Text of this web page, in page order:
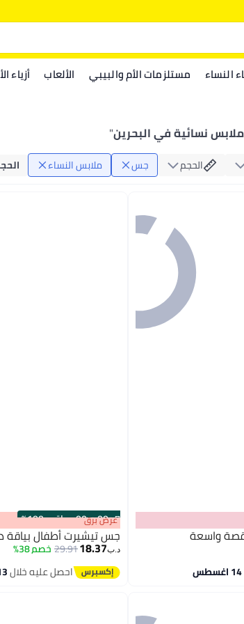
النساء مستلزمات الأم والبيبي الألعاب أزياء
نسائية في البحرين"
الحجم جس ملابس النساء
واسعة
00m:00s
·باقي 100% عرض برق
جس تيشيرت أطفال بياقة
د.ب‏18.37
29.91خصم 38%
احصل عليه خلال13 -